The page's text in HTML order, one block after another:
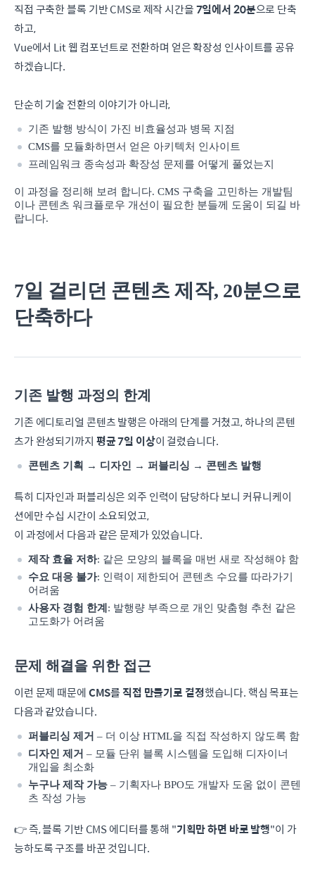
직접 구축한 블록 기반 CMS로 제작 시간을7일에서 20분으로 단축
하고,
Vue에서 Lit 웹 컴포넌트로 전환하며 얻은 확장성 인사이트를 공유
하겠습니다.
단순히 기술 전환의 이야기가 아니라,
기존 발행 방식이 가진 비효율성과 병목 지점
CMS를 모듈화하면서 얻은 아키텍처 인사이트
프레임워크 종속성과 확장성 문제를 어떻게 풀었는지
이 과정을 정리해 보려 합니다. CMS 구축을 고민하는 개발팀
이나 콘텐츠 워크플로우 개선이 필요한 분들께 도움이 되길 바
랍니다.
7일 걸리던 콘텐츠 제작, 20분으로
단축하다
기존 발행 과정의 한계
기존 에디토리얼 콘텐츠 발행은 아래의 단계를 거쳤고, 하나의 콘텐
츠가 완성되기까지 평균 7일 이상이 걸렸습니다.
콘텐츠 기획 → 디자인 → 퍼블리싱 → 콘텐츠 발행
특히 디자인과 퍼블리싱은 외주 인력이 담당하다 보니 커뮤니케이
션에만 수십 시간이 소요되었고,
이 과정에서 다음과 같은 문제가 있었습니다.
제작 효율 저하: 같은 모양의 블록을 매번 새로 작성해야 함
수요 대응 불가: 인력이 제한되어 콘텐츠 수요를 따라가기
어려움
사용자 경험 한계 : 발행량 부족으로 개인 맞춤형 추천 같은
고도화가 어려움
문제 해결을 위한 접근
이런 문제 때문에CMS를 직접 만들기로 결정했습니다. 핵심 목표는
다음과 같았습니다.
퍼블리싱 제거 – 더 이상 HTML을 직접 작성하지 않도록 함
디자인 제거 – 모듈 단위 블록 시스템을 도입해 디자이너
개입을 최소화
누구나 제작 가능 – 기획자나 BPO도 개발자 도움 없이 콘텐
츠 작성 가능
👉 즉, 블록 기반 CMS 에디터를 통해 "기획만 하면 바로 발행"이 가
능하도록 구조를 바꾼 것입니다.